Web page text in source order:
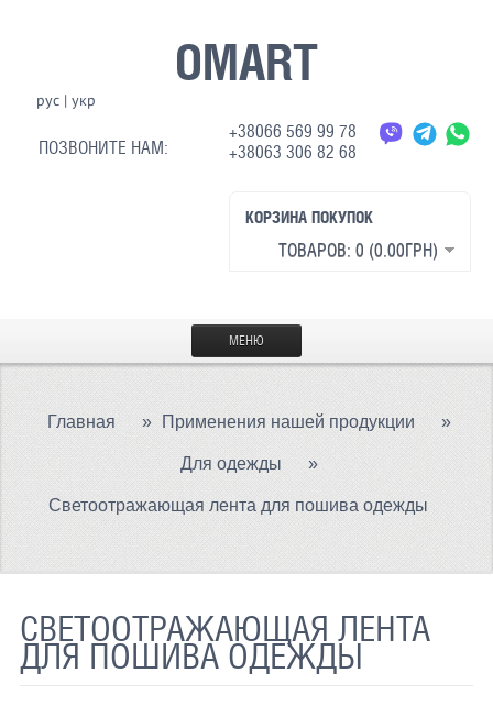
OMART
рус| укр
ПОЗВОНИТЕ НАМ:
+38066 569 99 78
+38063 306 82 68
КОРЗИНА ПОКУПОК
ТОВАРОВ: 0 (0.00ГРН)
МЕНЮ
МАТЕРИАЛЫ
СВЕТООТРАЖАЮЩАЯ ТКАНЬ
ТЕРМОХРОМНАЯ ТКАНЬ
СВЕТООТРАЖАЮЩИЕ ДОРОЖНЫЕ ЗНАКИ
Главная » Применения нашей продукции »
Для одежды »
Светоотражающая лента для пошива одежды
СВЕТООТРАЖАЮЩАЯ ЛЕНТА
ДЛЯ ПОШИВА ОДЕЖДЫ